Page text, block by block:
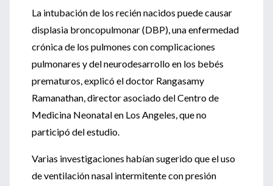
La intubación de los recién nacidos puede causar
displasia broncopulmonar (DBP), una enfermedad
crónica de los pulmones con complicaciones
pulmonares y del neurodesarrollo en los bebés
prematuros, explicó el doctor Rangasamy
Ramanathan, director asociado del Centro de
Medicina Neonatal en Los Angeles, que no
participó del estudio.
Varias investigaciones habían sugerido que el uso
de ventilación nasal intermitente con presión